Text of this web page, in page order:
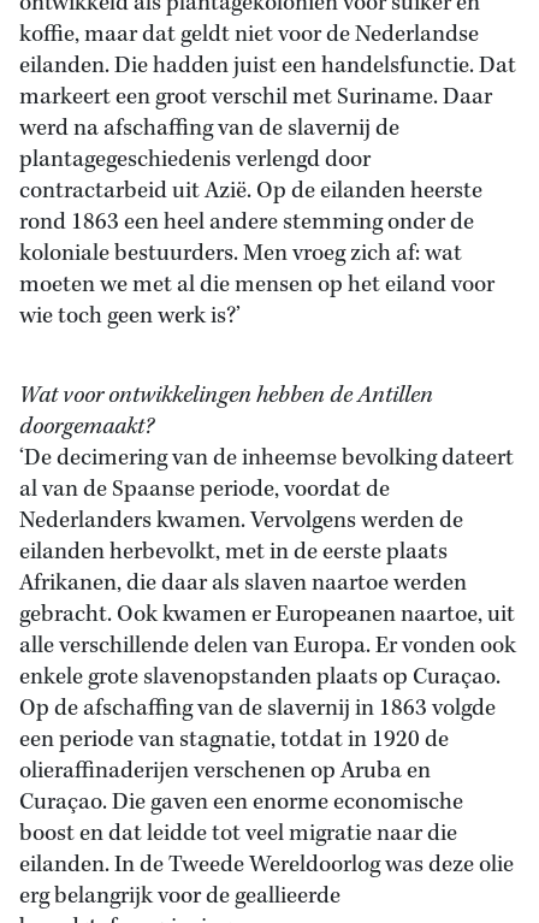
koffie, maar dat geldt niet voor de Nederlandse
eilanden. Die hadden juist een handelsfunctie. Dat
markeert een groot verschil met Suriname. Daar
werd na afschaffing van de slavernij de
plantagegeschiedenis verlengd door
contractarbeid uit Azië. Op de eilanden heerste
rond 1863 een heel andere stemming onder de
koloniale bestuurders. Men vroeg zich af: wat
moeten we met al die mensen op het eiland voor
wie toch geen werk is?’
Wat voor ontwikkelingen hebben de Antillen
doorgemaakt?
‘De decimering van de inheemse bevolking dateert
al van de Spaanse periode, voordat de
Nederlanders kwamen. Vervolgens werden de
eilanden herbevolkt, met in de eerste plaats
Afrikanen, die daar als slaven naartoe werden
gebracht. Ook kwamen er Europeanen naartoe, uit
alle verschillende delen van Europa. Er vonden ook
enkele grote slavenopstanden plaats op Curaçao.
Op de afschaffing van de slavernij in 1863 volgde
een periode van stagnatie, totdat in 1920 de
olieraffinaderijen verschenen op Aruba en
Curaçao. Die gaven een enorme economische
boost en dat leidde tot veel migratie naar die
eilanden. In de Tweede Wereldoorlog was deze olie
erg belangrijk voor de geallieerde